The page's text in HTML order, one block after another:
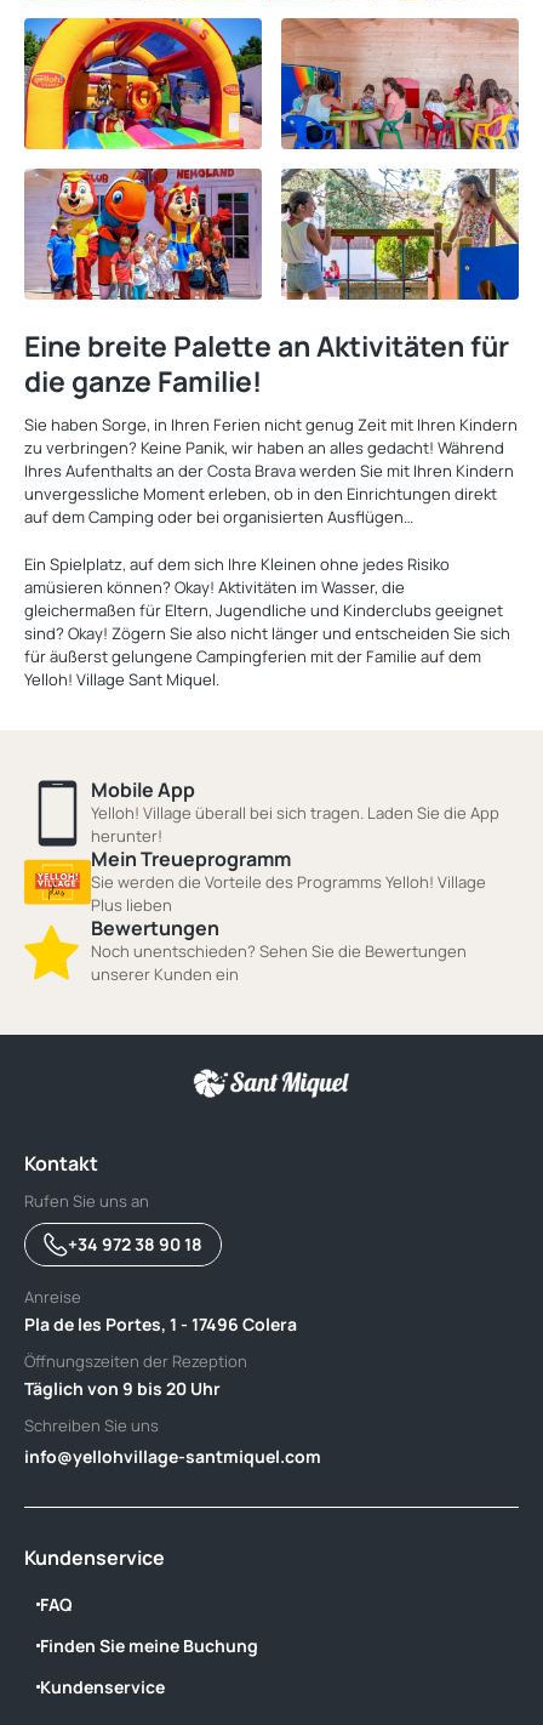
Eine breite Palette an Aktivitäten für
die ganze Familie!
Sie haben Sorge, in Ihren Ferien nicht genug Zeit mit Ihren Kindern
zu verbringen? Keine Panik, wir haben an alles gedacht! Während
Ihres Aufenthalts an der Costa Brava werden Sie mit Ihren Kindern
unvergessliche Moment erleben, ob in den Einrichtungen direkt
auf dem Camping oder bei organisierten Ausflügen…
Ein Spielplatz, auf dem sich Ihre Kleinen ohne jedes Risiko
amüsieren können? Okay! Aktivitäten im Wasser, die
gleichermaßen für Eltern, Jugendliche und Kinderclubs geeignet
sind? Okay! Zögern Sie also nicht länger und entscheiden Sie sich
für äußerst gelungene Campingferien mit der Familie auf dem
Yelloh! Village Sant Miquel.
Mobile App
Yelloh! Village überall bei sich tragen. Laden Sie die App
herunter!
Mein Treueprogramm
Sie werden die Vorteile des Programms Yelloh! Village
Plus lieben
Bewertungen
Noch unentschieden? Sehen Sie die Bewertungen
unserer Kunden ein
Kontakt
Rufen Sie uns an
+34 972 38 90 18
Anreise
Pla de les Portes, 1 - 17496 Colera
Öffnungszeiten der Rezeption
Täglich von 9 bis 20 Uhr
Schreiben Sie uns
info@yellohvillage-santmiquel.com
Kundenservice
FAQ
Finden Sie meine Buchung
Kundenservice